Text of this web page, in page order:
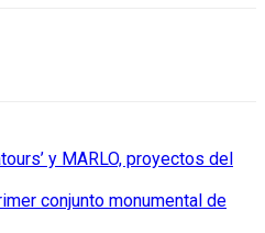
y MARLO, proyectos del
conjunto monumental de